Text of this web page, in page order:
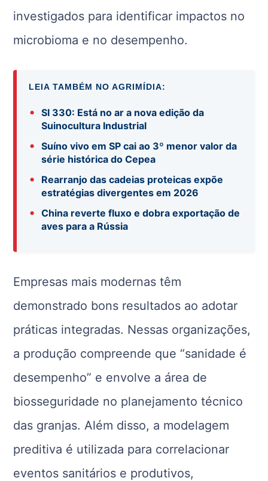
investigados para identificar impactos no
microbioma e no desempenho.
LEIA TAMBÉM NO AGRIMÍDIA:
•
SI 330: Está no ar a nova edição da
Suinocultura Industrial
•
Suíno vivo em SP cai ao 3º menor valor da
série histórica do Cepea
•
Rearranjo das cadeias proteicas expõe
estratégias divergentes em 2026
•
China reverte fluxo e dobra exportação de
aves para a Rússia
Empresas mais modernas têm
demonstrado bons resultados ao adotar
práticas integradas. Nessas organizações,
a produção compreende que “sanidade é
desempenho” e envolve a área de
biosseguridade no planejamento técnico
das granjas. Além disso, a modelagem
preditiva é utilizada para correlacionar
eventos sanitários e produtivos,